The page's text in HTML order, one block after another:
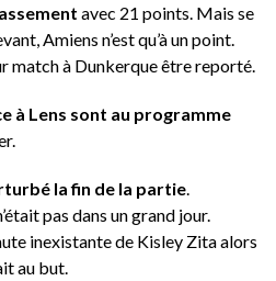
avec 21 points. Mais se
Amiens n’est qu’à un point.
match à Dunkerque être reporté.
à Lens sont au programme
la fin de la partie
pas dans un grand jour.
inexistante de Kisley Zita alors
au but.